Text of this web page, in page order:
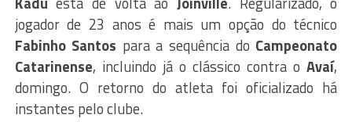
jogador de 23 anos é mais um opção do técnico
Fabinho Santos para a sequência do Campeonato
Catarinense, incluindo já o clássico contra oAvaí,
domingo. O retorno do atleta foi oficializado há
instantes pelo clube.